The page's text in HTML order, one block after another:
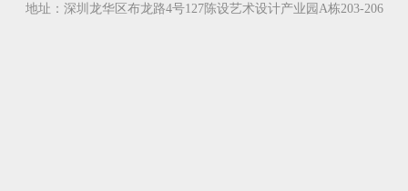
地址：深圳龙华区布龙路4号127陈设艺术设计产业园A栋203-206